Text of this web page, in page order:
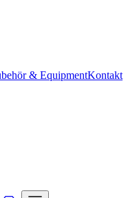
& EquipmentKontakt